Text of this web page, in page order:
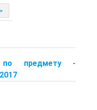
по предмету -